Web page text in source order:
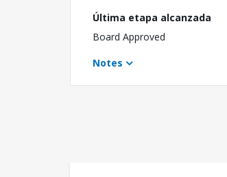
Última etapa alcanzada
Board Approved
Notes